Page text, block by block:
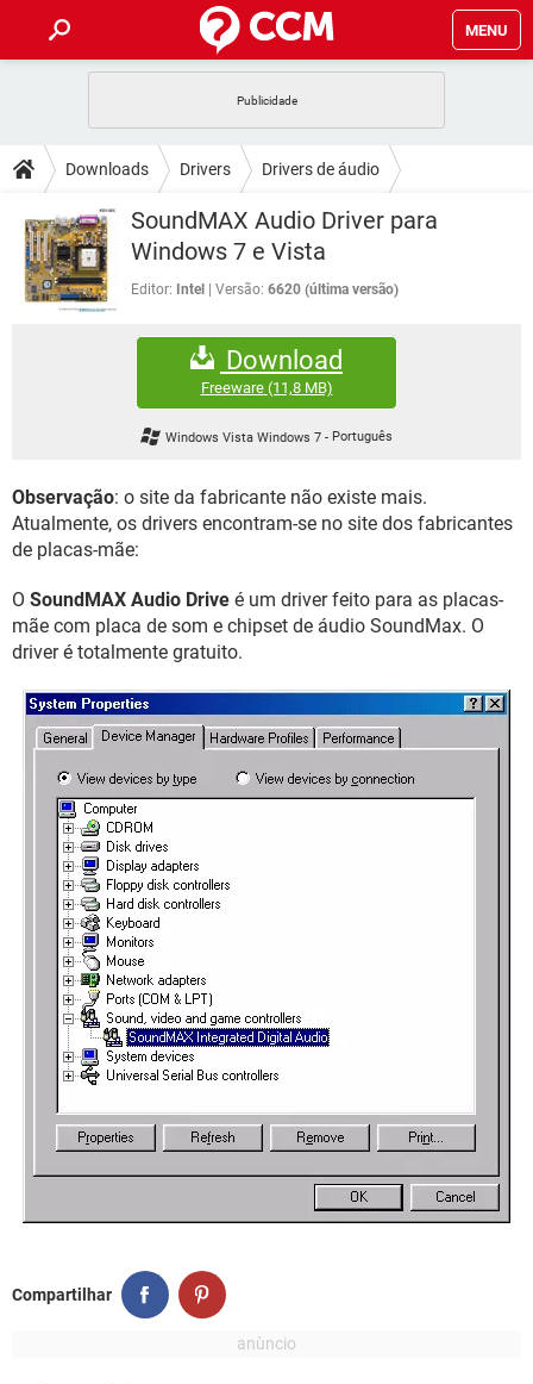
MENU
CELULAR FACEBOOK
OUTLOOK EXCEL
INSTAGRAM GMAIL
GUIA DE COMPRAS
DICAS
JOGOS
CELULAR
OUTLOOK
DOWNLOADS
JOGOS WHATSAPP
CELULAR FACEBOOK
EXCEL
GMAIL
FÓRUM
FACEBOOK
EXCEL
GMAIL
WHATSAPP
INSTAGRAM GMAIL
GUIA DE COMPRAS
Downloads Drivers Drivers de áudio
SoundMAX Audio Driver para
Windows 7 e Vista
Editor: Intel Versão: 6620 (última versão)
Download
Freeware(11,8 MB)
Windows Vista Windows 7 - Português
Observação: o site da fabricante não existe mais.
Atualmente, os drivers encontram-se no site dos fabricantes
de placas-mãe:
O SoundMAX Audio Drive é um driver feito para as placas-
mãe com placa de som e chipset de áudio SoundMax. O
driver é totalmente gratuito.
Compartilhar